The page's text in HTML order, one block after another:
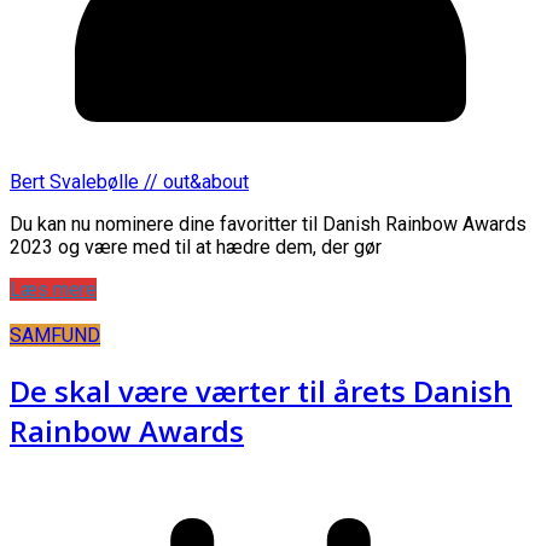
Bert Svalebølle // out&about
Du kan nu nominere dine favoritter til Danish Rainbow Awards
2023 og være med til at hædre dem, der gør
Læs mere
SAMFUND
De skal være værter til årets Danish
Rainbow Awards